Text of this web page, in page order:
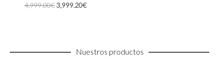
4,999.00€El
3,999.20€El
Nuestros productos